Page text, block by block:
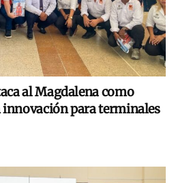
al Magdalena como
innovación para terminales